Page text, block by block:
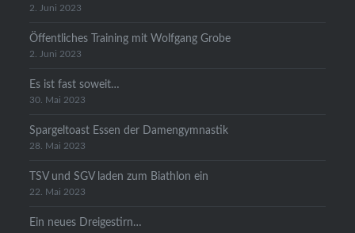
2. Juni 2023
Öffentliches Training mit Wolfgang Grobe
2. Juni 2023
Es ist fast soweit…
30. Mai 2023
Spargeltoast Essen der Damengymnastik
28. Mai 2023
TSV und SGV laden zum Biathlon ein
22. Mai 2023
Ein neues Dreigestirn…